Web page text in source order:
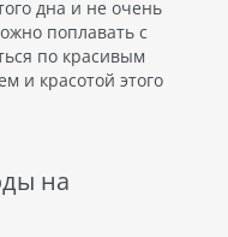
дна и не очень
поплавать с
по красивым
и красотой этого
на